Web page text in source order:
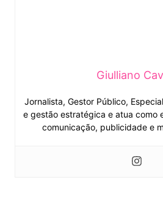
Giulliano
Jornalista, Gestor Público,
e gestão estratégica e atua como
comunicação, publicidade e